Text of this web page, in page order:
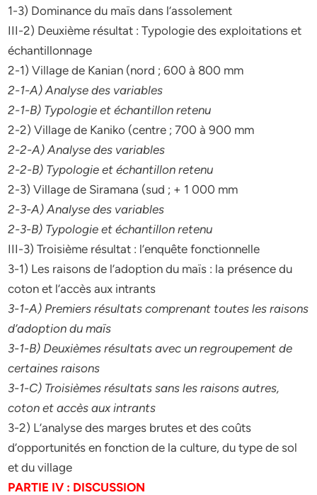
1-3) Dominance du maïs dans l’assolement
III-2) Deuxième résultat : Typologie des exploitations et
échantillonnage
2-1) Village de Kanian (nord ; 600 à 800 mm
2-1-A) Analyse des variables
2-1-B) Typologie et échantillon retenu
2-2) Village de Kaniko (centre ; 700 à 900 mm
2-2-A) Analyse des variables
2-2-B) Typologie et échantillon retenu
2-3) Village de Siramana (sud ; + 1 000 mm
2-3-A) Analyse des variables
2-3-B) Typologie et échantillon retenu
III-3) Troisième résultat : l’enquête fonctionnelle
3-1) Les raisons de l’adoption du maïs : la présence du
coton et l’accès aux intrants
3-1-A) Premiers résultats comprenant toutes les raisons
d’adoption du maïs
3-1-B) Deuxièmes résultats avec un regroupement de
certaines raisons
3-1-C) Troisièmes résultats sans les raisons autres,
coton et accès aux intrants
3-2) L’analyse des marges brutes et des coûts
d’opportunités en fonction de la culture, du type de sol
et du village
PARTIE IV : DISCUSSION